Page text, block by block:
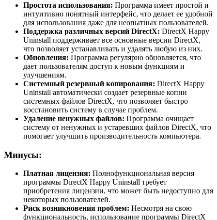
Простота использования: Программа имеет простой и
интуитивно понятный интерфейс, что делает ее удобной
для использования даже для неопытных пользователей.
Поддержка различных версий DirectX: DirectX Happy
Uninstall поддерживает все основные версии DirectX,
что позволяет устанавливать и удалять любую из них.
Обновления: Программа регулярно обновляется, что
дает пользователям доступ к новым функциям и
улучшениям.
Системный резервный копирования: DirectX Happy
Uninstall автоматически создает резервные копии
системных файлов DirectX, что позволяет быстро
восстановить систему в случае проблем.
Удаление ненужных файлов: Программа очищает
систему от ненужных и устаревших файлов DirectX, что
помогает улучшить производительность компьютера.
Минусы:
Платная лицензия: Полнофункциональная версия
программы DirectX Happy Uninstall требует
приобретения лицензии, что может быть недоступно для
некоторых пользователей.
Риск возникновения проблем: Несмотря на свою
функциональность, использование программы DirectX